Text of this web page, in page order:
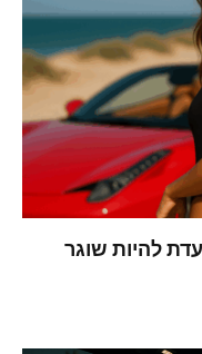
להיות שוגר